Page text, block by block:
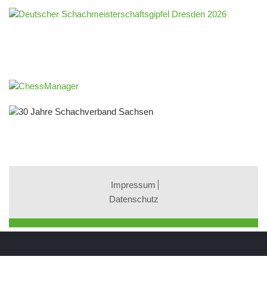
Impressum
Datenschutz